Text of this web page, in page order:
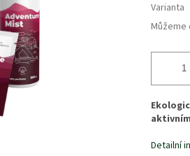
Varianta
Detailní